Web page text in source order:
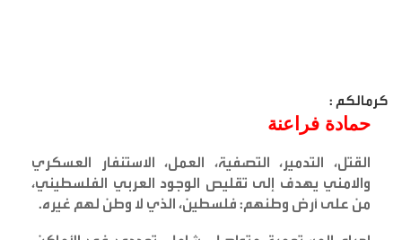
كرمالكم :
حمادة فراعنة
القتل، التدمير، التصفية، العمل، الاستنفار العسكري
والامني يهدف إلى تقليص الوجود العربي الفلسطيني،
من على أرض وطنهم: فلسطين، الذي لا وطن لهم غيره.